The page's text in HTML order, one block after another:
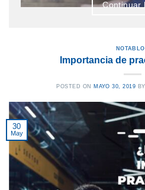
Continuar
Importancia de
POSTED ON MAYO 30, 2019
30
May